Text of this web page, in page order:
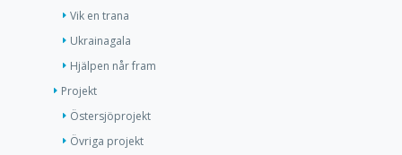
Vik en trana
Ukrainagala
Hjälpen når fram
Projekt
Östersjöprojekt
Övriga projekt